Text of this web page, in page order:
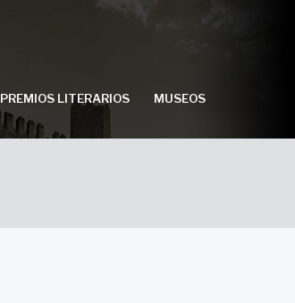
PREMIOS LITERARIOS MUSEOS